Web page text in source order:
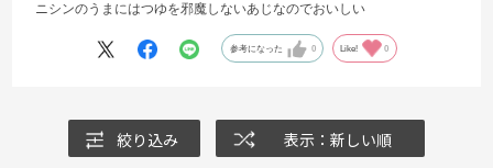
ニシンのうまにはつゆを邪魔しないあじなのでおいしい
参考になった 0 Like! 0
絞り込み 表示：新しい順